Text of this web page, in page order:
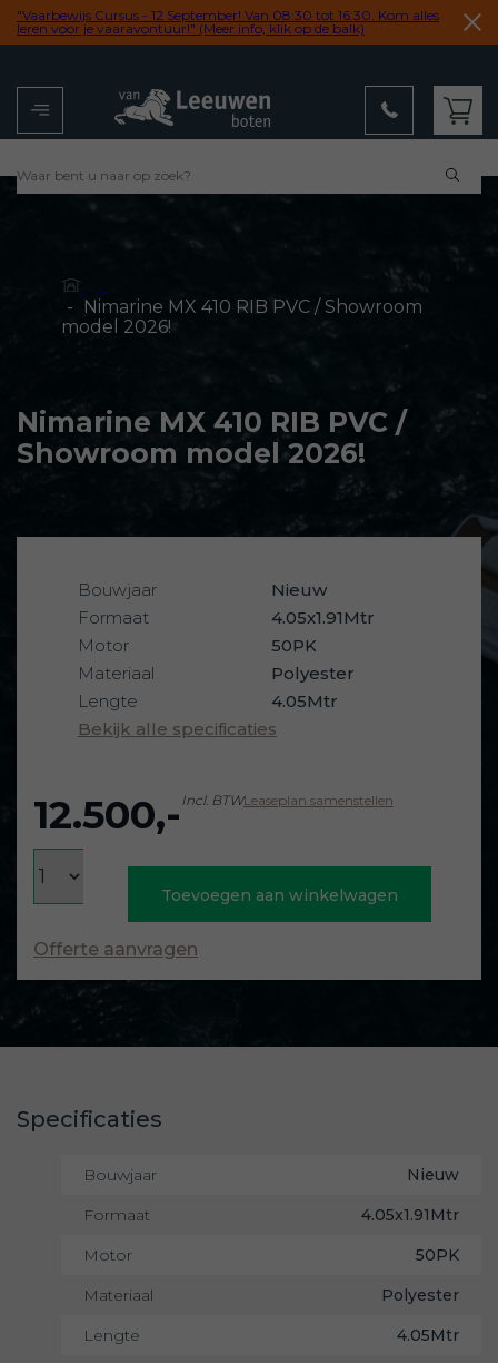
"Vaarbewijs Cursus - 12 September! Van 08:30 tot 16:30. Kom alles
leren voor je vaaravontuur!" (Meer info, klik op de balk)
Menu
- ...
-
Nimarine MX 410 RIB PVC / Showroom
model 2026!
Nimarine MX 410 RIB PVC /
Showroom model 2026!
Bouwjaar
Nieuw
Formaat
4.05x1.91Mtr
Motor
50PK
Materiaal
Polyester
Lengte
4.05Mtr
Bekijk alle specificaties
12.500,- Incl. BTWLeaseplan samenstellen
Toevoegen aan winkelwagen
Offerte aanvragen
Specificaties
Bouwjaar
Nieuw
Formaat
4.05x1.91Mtr
Motor
50PK
Materiaal
Polyester
Lengte
4.05Mtr